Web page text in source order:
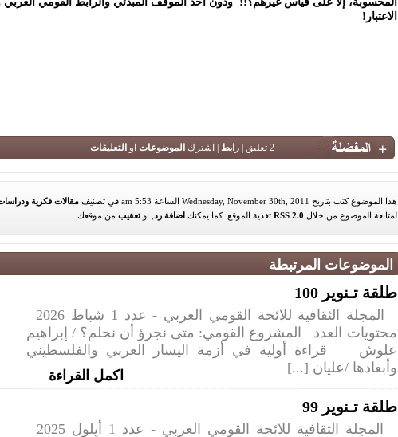
الاعتبار!
2 تعليق | رابط | اشترك الموضوعات او التعليقات
هذا الموضوع كتب بتاريخ Wednesday, November 30th, 2011 الساعة 5:53 am في تصنيف مقالات فكرية
لمتابعة الموضوع من خلال RSS 2.0 تغذية الموقع. كما يمكنكاضافة رد , اوتعقيب من موقعك.
الموضوعات المرتبطة
طلقة تـنوير 100
محتويات العدد المشروع القومي: متى نجرؤ أن نحلم؟ / إبراهيم
علوش قراءة أولية في أزمة اليسار العربي والفلسطيني
وأبعادها /عليان [...]
اكمل القراءة
طلقة تـنوير 99